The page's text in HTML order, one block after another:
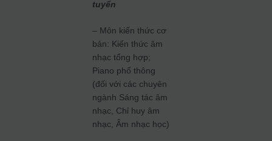
tuyển
– Môn kiến thức cơ
bản: Kiến thức âm
nhạc tổng hợp;
Piano phổ thông
(đối với các chuyên
ngành Sáng tác âm
nhạc, Chỉ huy âm
nhạc, Âm nhạc học)